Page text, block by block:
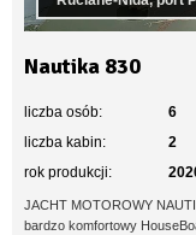
Nautika 830
liczba osób:
6
liczba kabin:
2
rok produkcji:
JACHT MOTOROWY
bardzo komfortowy